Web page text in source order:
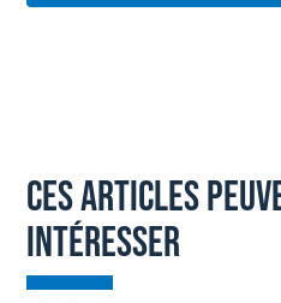
ces articles
intéresser